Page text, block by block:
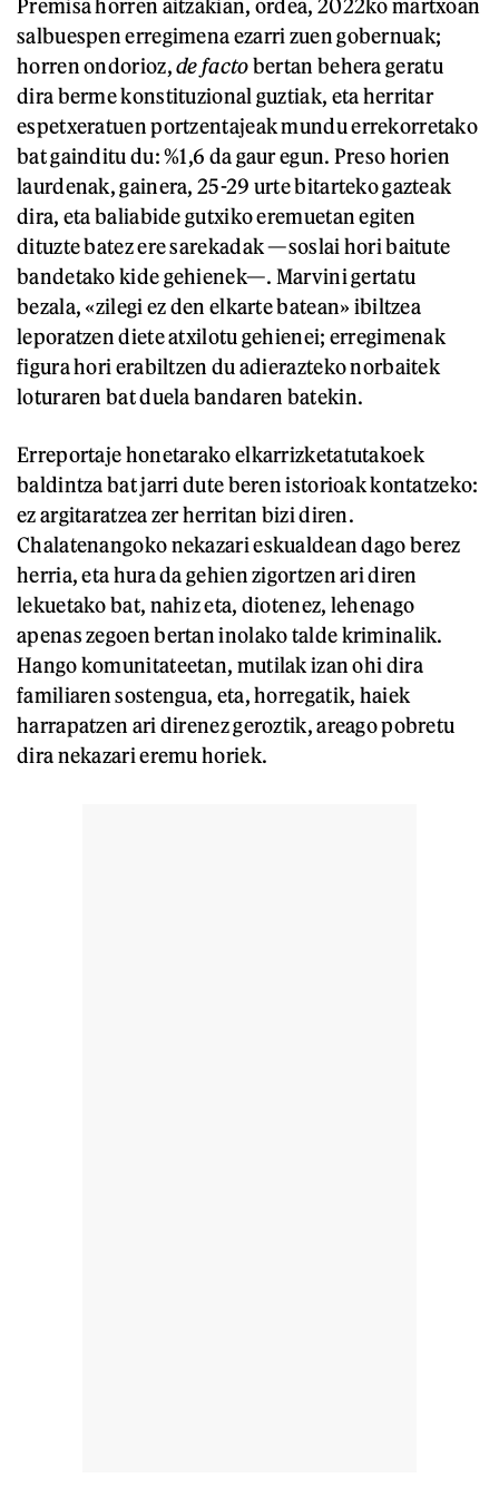
Premisa horren aitzakian, ordea, 2022ko martxoan
salbuespen erregimena ezarri zuen gobernuak;
horren ondorioz,de factobertan behera geratu
dira berme konstituzional guztiak, eta herritar
espetxeratuen portzentajeak mundu errekorretako
bat gainditu du: %1,6 da gaur egun. Preso horien
laurdenak, gainera, 25-29 urte bitarteko gazteak
dira, eta baliabide gutxiko eremuetan egiten
dituzte batez ere sarekadak —soslai hori baitute
bandetako kide gehienek—. Marvini gertatu
bezala, «zilegi ez den elkarte batean» ibiltzea
leporatzen diete atxilotu gehienei; erregimenak
figura hori erabiltzen du adierazteko norbaitek
loturaren bat duela bandaren batekin.
Erreportaje honetarako elkarrizketatutakoek
baldintza bat jarri dute beren istorioak kontatzeko:
ez argitaratzea zer herritan bizi diren.
Chalatenangoko nekazari eskualdean dago berez
herria, eta hura da gehien zigortzen ari diren
lekuetako bat, nahiz eta, diotenez, lehenago
apenas zegoen bertan inolako talde kriminalik.
Hango komunitateetan, mutilak izan ohi dira
familiaren sostengua, eta, horregatik, haiek
harrapatzen ari direnez geroztik, areago pobretu
dira nekazari eremu horiek.